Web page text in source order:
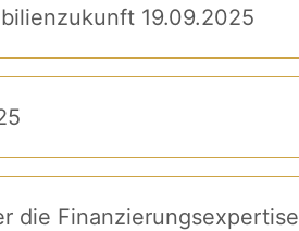
19.09.2025
die Finanzierungsexpertise